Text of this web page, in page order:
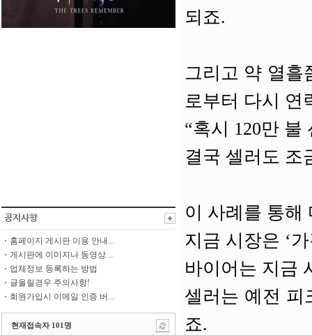
홈페이지 게시판 이용 안내...
게시판에 이미지나 동영상 ...
업체정보 등록하는 방법
글올릴경우 주의사항!
회원가입시 이메일 인증 버...
현재접속자 101 명
되죠.
그리고 약 열흘
로부터 다시 연
“혹시 120만 불
결국 셀러도 조
이 사례를 통해
지금 시장은 ‘
바이어는 지금
셀러는 예전 피
죠.